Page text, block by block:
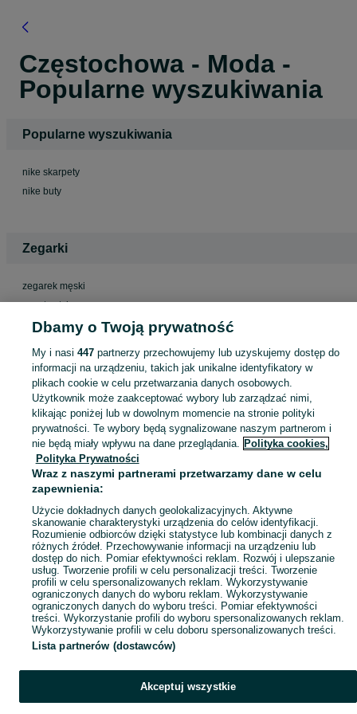
Częstochowa - Moda -
Popularne wyszukiwania
Popularne wyszukiwania
nike skarpety
nike buty
Zegarki
zegarek męski
smartwatch
Ubrania damskie
house
Do ślubu
suknie do cywilnego
Dbamy o Twoją prywatność
My i nasi 447partnerzy przechowujemy lub uzyskujemy dostęp do
informacji na urządzeniu, takich jak unikalne identyfikatory w
plikach cookie w celu przetwarzania danych osobowych.
Użytkownik może zaakceptować wybory lub zarządzać nimi,
klikając poniżej lub w dowolnym momencie na stronie polityki
prywatności. Te wybory będą sygnalizowane naszym partnerom i
nie będą miały wpływu na dane przeglądania. Polityka cookies,
Polityka Prywatności
Wraz z naszymi partnerami przetwarzamy dane w celu
zapewnienia:
Użycie dokładnych danych geolokalizacyjnych. Aktywne
skanowanie charakterystyki urządzenia do celów identyfikacji.
Rozumienie odbiorców dzięki statystyce lub kombinacji danych z
różnych źródeł. Przechowywanie informacji na urządzeniu lub
dostęp do nich. Pomiar efektywności reklam. Rozwój i ulepszanie
usług. Tworzenie profili w celu personalizacji treści. Tworzenie
profili w celu spersonalizowanych reklam. Wykorzystywanie
ograniczonych danych do wyboru reklam. Wykorzystywanie
ograniczonych danych do wyboru treści. Pomiar efektywności
treści. Wykorzystanie profili do wyboru spersonalizowanych reklam.
Wykorzystywanie profili w celu doboru spersonalizowanych treści.
Lista partnerów (dostawców)
Akceptuj wszystkie